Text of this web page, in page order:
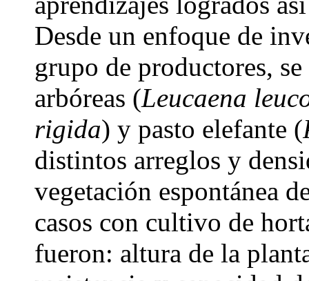
Desde un enfoque de
grupo de productores,
arbóreas (Leucaena
rigida) y pasto elefante (
distintos arreglos y
vegetación espontánea
casos con cultivo de
fueron: altura de la